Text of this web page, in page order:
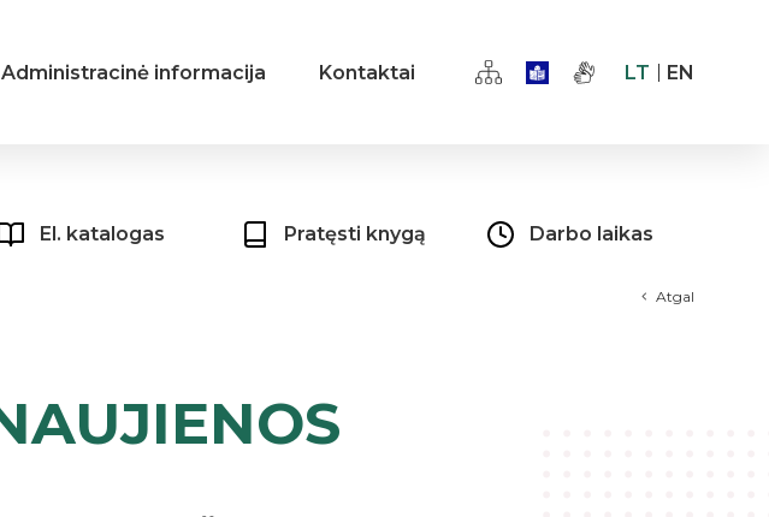
Administracinė informacija Kontaktai LT EN
El. katalogas Pratęsti knygą Darbo laikas
Atgal